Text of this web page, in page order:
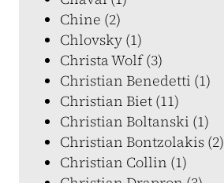
Chine (2)
Chlovsky (1)
Christa Wolf (3)
Christian Benedetti (1)
Christian Biet (11)
Christian Boltanski (1)
Christian Bontzolakis (2)
Christian Collin (1)